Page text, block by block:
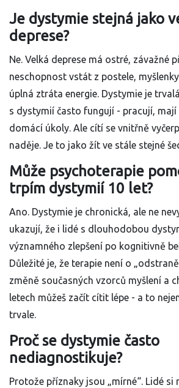
Je dystymie stejná jako
deprese?
Ne. Velká deprese má ostré, závažné
neschopnost vstát z postele,
úplná ztráta energie. Dystymie je
s dystymií často fungují - pracují,
domácí úkoly. Ale cítí se vnitřně
naděje. Je to jako žít ve stále stejné
Může psychoterapie
trpím dystymií 10 let?
Ano. Dystymie je chronická, ale ne
ukazují, že i lidé s dlouhodobou
významného zlepšení po kognitivně
Důležité je, že terapie není o
změně současných vzorců myšlení a
letech můžeš začít cítit lépe - a to
trvale.
Proč se dystymie často
nediagnostikuje?
Protože příznaky jsou „mírné“. Lidé si